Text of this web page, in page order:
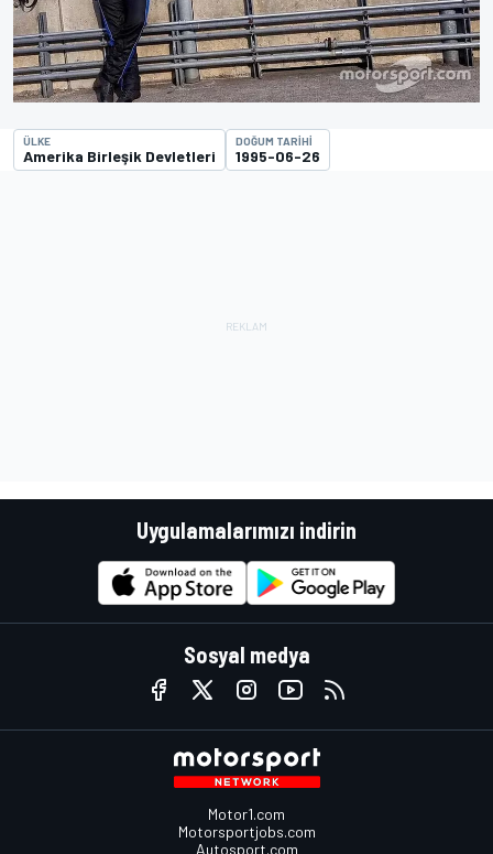
ÜLKE
Amerika Birleşik Devletleri
DOĞUM TARIHI
1995-06-26
Uygulamalarımızı indirin
Sosyal medya
Motor1.com
Motorsportjobs.com
Autosport.com